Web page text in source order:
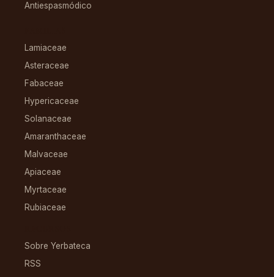
Antiespasmódico
Lamiaceae
Asteraceae
Fabaceae
Hypericaceae
Solanaceae
Amaranthaceae
Malvaceae
Apiaceae
Myrtaceae
Rubiaceae
Sobre Yerbateca
RSS